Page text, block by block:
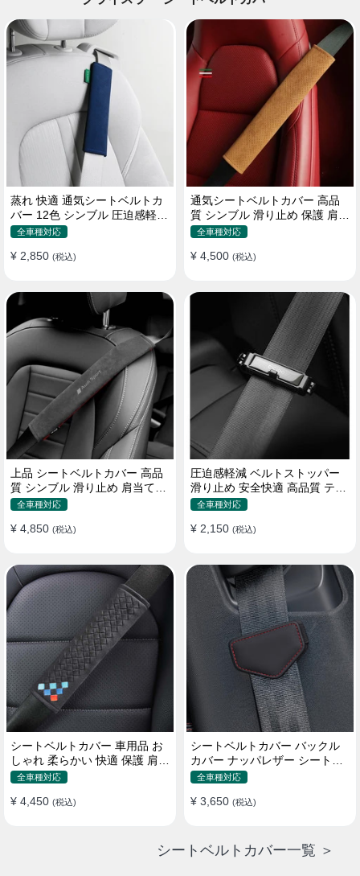
蒸れ 快適 通気シートベルトカ
バー 12色 シンブル 圧迫感軽減
保護 肩当てパッド
全車種対応
¥ 2,850 (税込)
通気シートベルトカバー 高品
質 シンブル 滑り止め 保護 肩当
てパッド 圧迫感軽減
全車種対応
¥ 4,500 (税込)
上品 シートベルトカバー 高品
質 シンブル 滑り止め 肩当てパ
ッド 圧迫感軽減
全車種対応
¥ 4,850 (税込)
圧迫感軽減 ベルトストッパー
滑り止め 安全快適 高品質 テー
プクリップ 快適 2個セット
全車種対応
¥ 2,150 (税込)
シートベルトカバー 車用品 お
しゃれ 柔らかい 快適 保護 肩当
てパッド 圧迫感軽減
全車種対応
¥ 4,450 (税込)
シートベルトカバー バックル
カバー ナッパレザー シートベ
ルトパッド 異音防止 傷防止 マ
全車種対応
¥ 3,650 (税込)
シートベルトカバー一覧 ＞